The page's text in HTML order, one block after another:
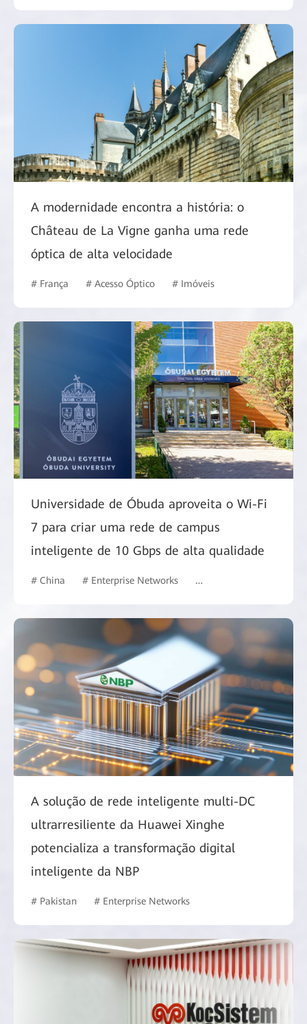
A modernidade encontra a história: o
Château de La Vigne ganha uma rede
óptica de alta velocidade
# França # Acesso Óptico # Imóveis
Universidade de Óbuda aproveita o Wi-Fi
7 para criar uma rede de campus
inteligente de 10 Gbps de alta qualidade
# China # Enterprise Networks # Commercial Market
A solução de rede inteligente multi-DC
ultrarresiliente da Huawei Xinghe
potencializa a transformação digital
inteligente da NBP
# Pakistan # Enterprise Networks